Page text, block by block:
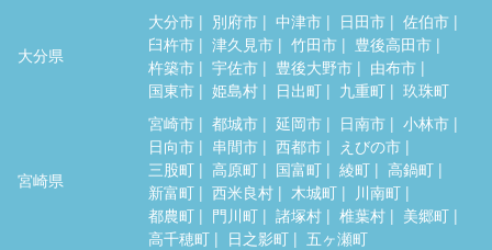
大分県
大分市 別府市 中津市 日田市
佐伯市
臼杵市
津久見市 竹田市
豊後高田市
杵築市
宇佐市 豊後大野市
由布市
国東市
姫島村 日出町 九重町 玖珠町
宮崎県
宮崎市 都城市 延岡市 日南市
小林市
日向市
串間市 西都市
えびの市
三股町
高原町 国富町 綾町
高鍋町
新富町
西米良村 木城町
川南町
都農町
門川町 諸塚村 椎葉村
美郷町
高千穂町
日之影町 五ヶ瀬町